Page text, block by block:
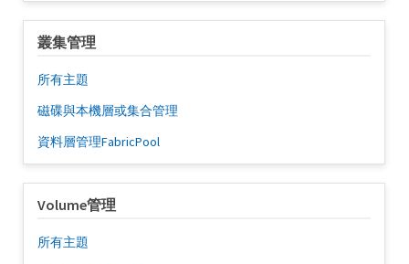
叢集管理
所有主題
磁碟與本機層或集合管理
資料層管理FabricPool
Volume管理
所有主題